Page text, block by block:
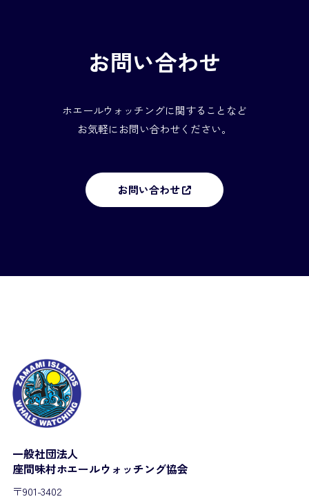
お問い合わせ
ホエールウォッチングに関することなど
お気軽にお問い合わせください。
お問い合わせ
一般社団法人
座間味村ホエールウォッチング協会
〒901-3402